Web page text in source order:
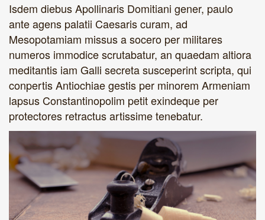
Isdem diebus Apollinaris Domitiani gener, paulo
ante agens palatii Caesaris curam, ad
Mesopotamiam missus a socero per militares
numeros immodice scrutabatur, an quaedam altiora
meditantis iam Galli secreta susceperint scripta, qui
conpertis Antiochiae gestis per minorem Armeniam
lapsus Constantinopolim petit exindeque per
protectores retractus artissime tenebatur.